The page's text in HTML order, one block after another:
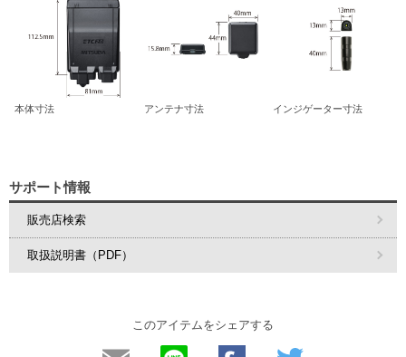
本体寸法 アンテナ寸法 インジゲーター寸法
サポート情報
販売店検索
取扱説明書（PDF）
このアイテムをシェアする